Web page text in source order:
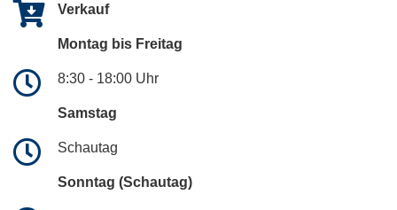
Verkauf
Montag bis Freitag
8:30 - 18:00 Uhr
Samstag
Schautag
Sonntag (Schautag)